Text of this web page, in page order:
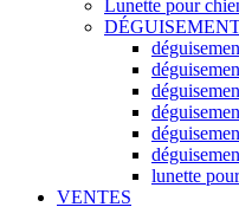
Lunette pour
lunette
VENTES